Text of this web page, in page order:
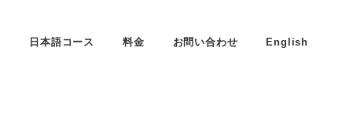
日本語コース 料金 お問い合わせ English